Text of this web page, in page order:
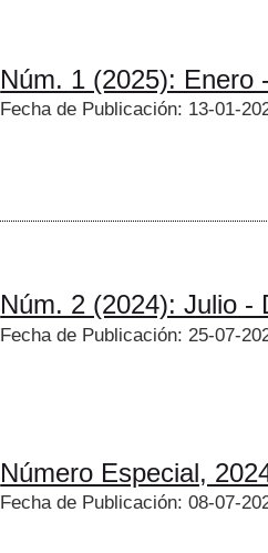
Núm. 1 (2025): Enero
Fecha de Publicación: 13-01-
Núm. 2 (2024): Julio -
Fecha de Publicación: 25-07-
Número Especial,
Fecha de Publicación: 08-07-